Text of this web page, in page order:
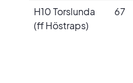
H10 Torslunda
(ff Höstraps)
67